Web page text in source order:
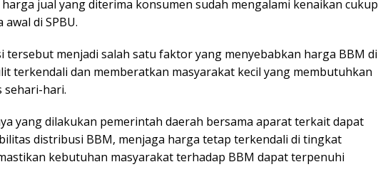
jual yang diterima konsumen sudah mengalami kenaikan cukup
di SPBU.
tersebut menjadi salah satu faktor yang menyebabkan harga BBM di
terkendali dan memberatkan masyarakat kecil yang membutuhkan
sehari-hari.
yang dilakukan pemerintah daerah bersama aparat terkait dapat
distribusi BBM, menjaga harga tetap terkendali di tingkat
kebutuhan masyarakat terhadap BBM dapat terpenuhi